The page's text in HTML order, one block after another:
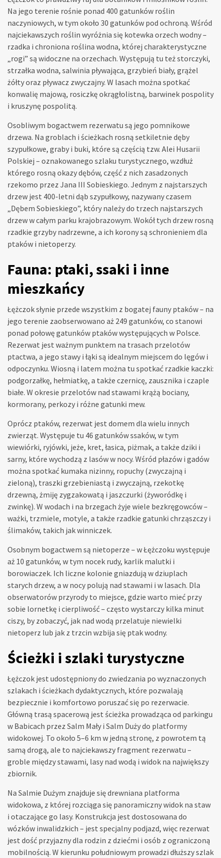
Na jego terenie rośnie ponad 400 gatunków roślin
naczyniowych, w tym około 30 gatunków pod ochroną. Wśród
najciekawszych roślin wyróżnia się kotewka orzech wodny –
rzadka i chroniona roślina wodna, której charakterystyczne
„rogi” są widoczne na orzechach. Występują tu też storczyki,
strzałka wodna, salwinia pływająca, grzybień biały, grążel
żółty oraz pływacz zwyczajny. W lasach można spotkać
konwalię majową, rosiczkę okrągłolistną, barwinek pospolity
i kruszynę pospolitą.
Osobliwym bogactwem rezerwatu są jego pomnikowe
drzewa. Na groblach i ścieżkach rosną setkiletnie dęby
szypułkowe, graby i buki, które są częścią tzw. Alei Husarii
Polskiej – oznakowanego szlaku turystycznego, wzdłuż
którego rosną okazy dębów, część z nich zasadzonych
rzekomo przez Jana III Sobieskiego. Jednym z najstarszych
drzew jest 400-letni dąb szypułkowy, nazywany czasem
„Dębem Sobieskiego”, który należy do trzech najstarszych
drzew w całym parku krajobrazowym. Wokół tych drzew rosną
rzadkie grzyby nadrzewne, a ich korony są schronieniem dla
ptaków i nietoperzy.
Fauna: ptaki, ssaki i inne
mieszkańcy
Łężczok słynie przede wszystkim z bogatej fauny ptaków – na
jego terenie zaobserwowano aż 249 gatunków, co stanowi
ponad połowę gatunków ptaków występujących w Polsce.
Rezerwat jest ważnym punktem na trasach przelotów
ptactwa, a jego stawy i łąki są idealnym miejscem do lęgów i
odpoczynku. Wiosną i latem można tu spotkać rzadkie kaczki:
podgorzałkę, hełmiatkę, a także czernicę, zausznika i czaple
białe. W okresie przelotów nad stawami krążą bociany,
kormorany, perkozy i różne gatunki mew.
Oprócz ptaków, rezerwat jest domem dla wielu innych
zwierząt. Występuje tu 46 gatunków ssaków, w tym
wiewiórki, ryjówki, jeże, kret, łasica, piżmak, a także dziki i
sarny, które wychodzą z lasów w nocy. Wśród płazów i gadów
można spotkać kumaka nizinny, ropuchy (zwyczajną i
zieloną), traszki grzebieniastą i zwyczajną, rzekotkę
drzewną, żmiję zygzakowatą i jaszczurki (żyworódkę i
zwinkę). W wodach i na brzegach żyje wiele bezkręgowców –
ważki, trzmiele, motyle, a także rzadkie gatunki chrząszczy i
ślimaków, takich jak winniczek.
Osobnym bogactwem są nietoperze – w Łężczoku występuje
aż 10 gatunków, w tym nocek rudy, karlik malutki i
borowiaczek. Ich liczne kolonie gniazdują w dziuplach
starych drzew, a w nocy polują nad stawami i w lasach. Dla
obserwatorów przyrody to miejsce, gdzie warto mieć przy
sobie lornetkę i cierpliwość – często wystarczy kilka minut
ciszy, by zobaczyć, jak nad wodą przelatuje niewielki
nietoperz lub jak z trzcin wzbija się ptak wodny.
Ścieżki i szlaki turystyczne
Łężczok jest udostępniony do zwiedzania po wyznaczonych
szlakach i ścieżkach dydaktycznych, które pozwalają
bezpiecznie i komfortowo poruszać się po rezerwacie.
Główną trasą spacerową jest ścieżka prowadząca od parkingu
w Babicach przez Salm Mały i Salm Duży do platformy
widokowej. To około 5–6 km w jedną stronę, z powrotem tą
samą drogą, ale to najciekawszy fragment rezerwatu –
groble między stawami, lasy nad wodą i widok na największy
zbiornik.
Na Salmie Dużym znajduje się drewniana platforma
widokowa, z której rozciąga się panoramiczny widok na staw
i otaczające go lasy. Konstrukcja jest dostosowana do
wózków inwalidzkich – jest specjalny podjazd, więc rezerwat
jest dość przyjazny dla rodzin z dziećmi i osób z ograniczoną
mobilnością. W kierunku południowym prowadzi dłuższy szlak